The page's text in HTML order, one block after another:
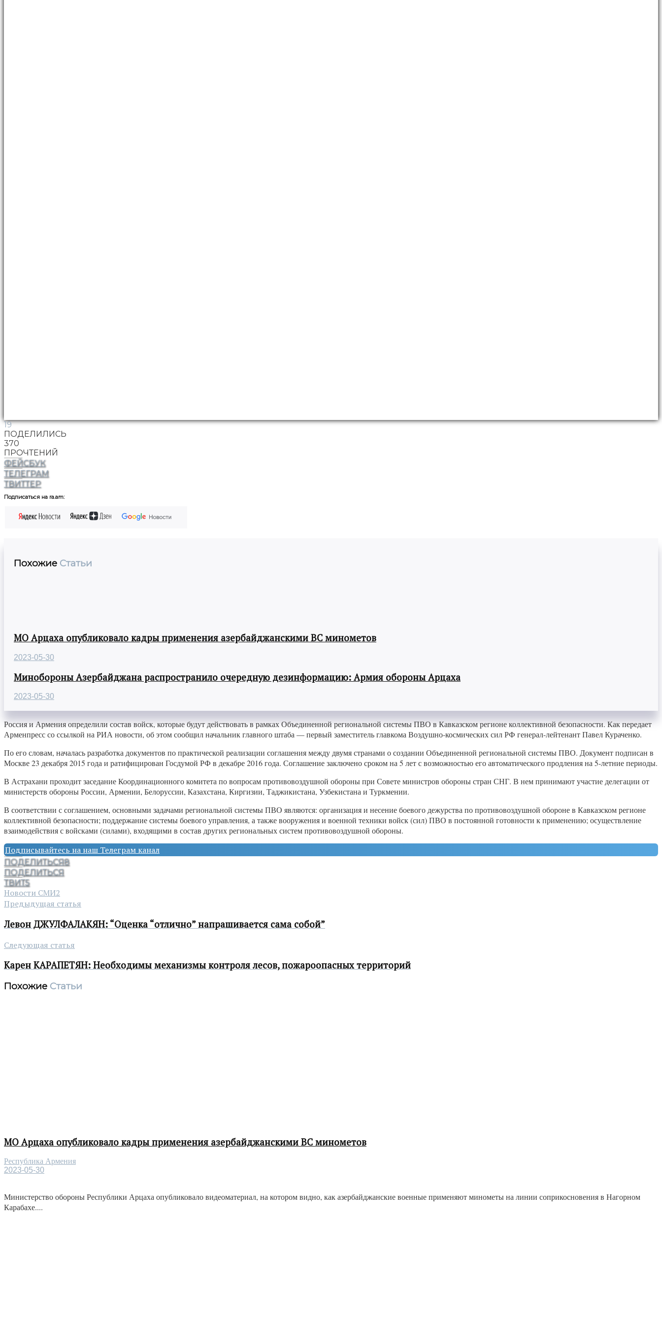
19
ПОДЕЛИЛИСЬ
370
ПРОЧТЕНИЙ
ФЕЙСБУК
ТЕЛЕГРАМ
ТВИТТЕР
Подписаться на ra.am:
Похожие Статьи
МО Арцаха опубликовало кадры применения азербайджанскими ВС минометов
2023-05-30
Минобороны Азербайджана распространило очередную дезинформацию: Армия обороны Арцаха
2023-05-30
Россия и Армения определили состав войск, которые будут действовать в рамках Объединенной региональной системы ПВО в Кавказском регионе коллективной безопасности. Как передает
Арменпресс со ссылкой на РИА новости, об этом сообщил начальник главного штаба — первый заместитель главкома Воздушно-космических сил РФ генерал-лейтенант Павел Кураченко.
По его словам, началась разработка документов по практической реализации соглашения между двумя странами о создании Объединенной региональной системы ПВО. Документ подписан в
Москве 23 декабря 2015 года и ратифицирован Госдумой РФ в декабре 2016 года. Соглашение заключено сроком на 5 лет с возможностью его автоматического продления на 5-летние периоды.
В Астрахани проходит заседание Координационного комитета по вопросам противовоздушной обороны при Совете министров обороны стран СНГ. В нем принимают участие делегации от
министерств обороны России, Армении, Белоруссии, Казахстана, Киргизии, Таджикистана, Узбекистана и Туркмении.
В соответствии с соглашением, основными задачами региональной системы ПВО являются: организация и несение боевого дежурства по противовоздушной обороне в Кавказском регионе
коллективной безопасности; поддержание системы боевого управления, а также вооружения и военной техники войск (сил) ПВО в постоянной готовности к применению; осуществление
взаимодействия с войсками (силами), входящими в состав других региональных систем противовоздушной обороны.
Подписывайтесь на наш Телеграм канал
ПОДЕЛИТЬСЯ8
ПОДЕЛИТЬСЯ
ТВИТ5
Новости СМИ2
Предыдущая статья
Левон ДЖУЛФАЛАКЯН: “Оценка “отлично” напрашивается сама собой”
Следующая статья
Карен КАРАПЕТЯН: Необходимы механизмы контроля лесов, пожароопасных территорий
Похожие Статьи
МО Арцаха опубликовало кадры применения азербайджанскими ВС минометов
Республика Армения
2023-05-30
Министерство обороны Республики Арцаха опубликовало видеоматериал, на котором видно, как азербайджанские военные применяют минометы на линии соприкосновения в Нагорном
Карабахе....